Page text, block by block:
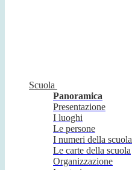
Scuola
Panoramica
Presentazione
I luoghi
Le persone
I numeri della scuola
Le carte della scuola
Organizzazione